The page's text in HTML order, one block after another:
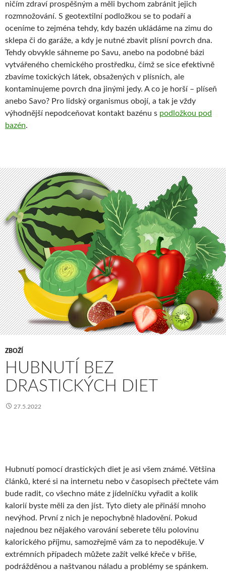
ničím zdraví prospěšným a měli bychom zabránit jejich
rozmnožování. S geotextilní podložkou se to podaří a
oceníme to zejména tehdy, kdy bazén ukládáme na zimu do
sklepa či do garáže, a kdy je nutné zbavit plísní povrch dna.
Tehdy obvykle sáhneme po Savu, anebo na podobné bázi
vytvářeného chemického prostředku, čímž se sice efektivně
zbavíme toxických látek, obsažených v plísních, ale
kontaminujeme povrch dna jinými jedy. A co je horší – plíseň
anebo Savo? Pro lidský organismus obojí, a tak je vždy
výhodnější nepodceňovat kontakt bazénu s podložkou pod
bazén.
ZBOŽÍ
HUBNUTÍ BEZ
DRASTICKÝCH DIET
27.5.2022
Hubnutí pomocí drastických diet je asi všem známé. Většina
článků, které si na internetu nebo v časopisech přečtete vám
bude radit, co všechno máte z jídelníčku vyřadit a kolik
kalorií byste měli za den jíst. Tyto diety ale přináší mnoho
nevýhod. První z nich je nepochybně hladovění. Pokud
najednou bez nějakého varování seberete tělu polovinu
kalorického příjmu, samozřejmě vám za to nepoděkuje. V
extrémních případech můžete zažít velké křeče v břiše,
podrážděnou a naštvanou náladu a problémy se spánkem.